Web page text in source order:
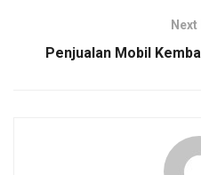
Penjualan Mobil